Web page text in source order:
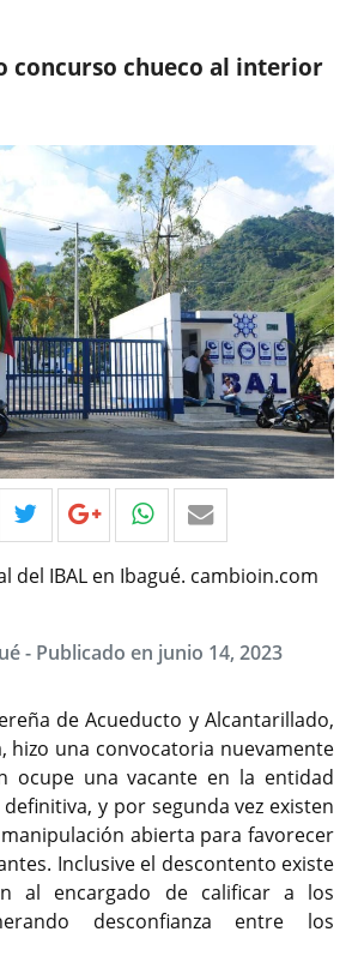
concurso chueco al interior
del IBAL en Ibagué. cambioin.com
- Publicado en junio 14, 2023
de Acueducto y Alcantarillado,
hizo una convocatoria nuevamente
ocupe una vacante en la entidad
y por segunda vez existen
abierta para favorecer
Inclusive el descontento existe
al encargado de calificar a los
desconfianza entre los